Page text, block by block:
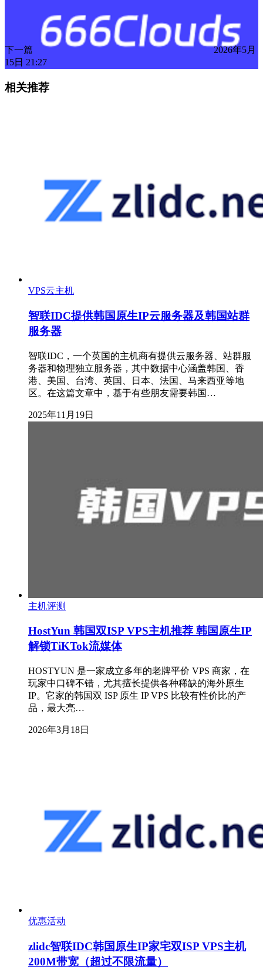
下一篇
2026年5月
15日 21:27
相关推荐
VPS云主机
智联IDC提供韩国原生IP云服务器及韩国站群
服务器
智联IDC，一个英国的主机商有提供云服务器、站群服
务器和物理独立服务器，其中数据中心涵盖韩国、香
港、美国、台湾、英国、日本、法国、马来西亚等地
区。在这篇文章中，基于有些朋友需要韩国…
2025年11月19日
主机评测
HostYun 韩国双ISP VPS主机推荐 韩国原生IP
解锁TiKTok流媒体
HOSTYUN 是一家成立多年的老牌平价 VPS 商家，在
玩家中口碑不错，尤其擅长提供各种稀缺的海外原生
IP。它家的韩国双 ISP 原生 IP VPS 比较有性价比的产
品，最大亮…
2026年3月18日
优惠活动
zlidc智联IDC韩国原生IP家宅双ISP VPS主机
200M带宽（超过不限流量）